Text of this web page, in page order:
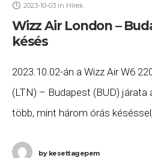
2023-10-03 in Hírek
Wizz Air London –
késés
2023.10.02-án a Wizz Air W6
(LTN) – Budapest (BUD)
több, mint három órás
bykesettagepem